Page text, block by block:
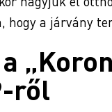
hogy a járvány
ről